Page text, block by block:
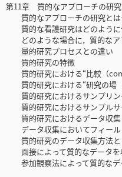
第11章 質的なアプローチの研
質的なアプローチの研究と
質的な看護研究はどのように
どのような場合に，質的なア
量的研究プロセスとの違い
質的研究の特徴
質的研究における“比較（
質的研究における“研究の場
質的研究におけるサンプリン
質的研究におけるサンプルサ
質的研究におけるデータ収集
データ収集においてフィール
質的研究のデータ収集方法と
面接によって質的なデータを
参加観察法によって質的なデ